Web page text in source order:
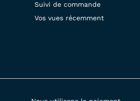
Suivi de commande
Vos vues récemment